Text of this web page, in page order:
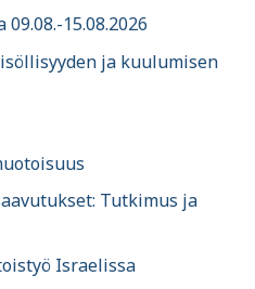
15.08.2026
ja kuulumisen
Tutkimus ja
Israelissa